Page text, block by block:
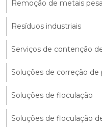
Remoção de metais
Resíduos industriais
Serviços de contenção
Soluções de correção de
Soluções de floculação
Soluções de floculação